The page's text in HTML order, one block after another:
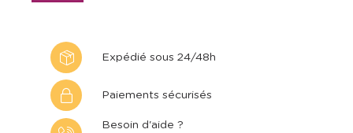
Expédié sous 24/48h
Paiements sécurisés
Besoin d'aide ?